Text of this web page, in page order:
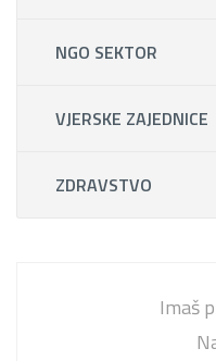
NGO SEKTOR
VJERSKE ZAJEDNICE
ZDRAVSTVO
Imaš